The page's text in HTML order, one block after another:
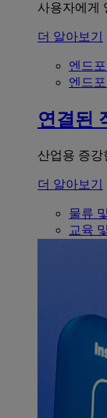
사용자에게
더 알아보기
엔드
엔드
연결된
산업용 증강
더 알아보기
물류
교육